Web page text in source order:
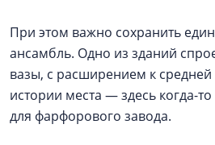
При этом важно сохранить
ансамбль. Одно из зданий
вазы, с расширением к средней
истории места — здесь когда-
для фарфорового завода.